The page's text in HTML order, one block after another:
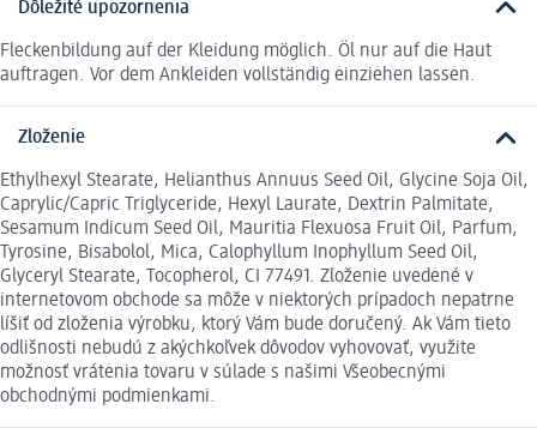
Dôležité upozornenia
Fleckenbildung auf der Kleidung möglich. Öl nur auf die Haut
auftragen. Vor dem Ankleiden vollständig einziehen lassen.
Zloženie
Ethylhexyl Stearate, Helianthus Annuus Seed Oil, Glycine Soja Oil,
Caprylic/Capric Triglyceride, Hexyl Laurate, Dextrin Palmitate,
Sesamum Indicum Seed Oil, Mauritia Flexuosa Fruit Oil, Parfum,
Tyrosine, Bisabolol, Mica, Calophyllum Inophyllum Seed Oil,
Glyceryl Stearate, Tocopherol, CI 77491. Zloženie uvedené v
internetovom obchode sa môže v niektorých prípadoch nepatrne
líšiť od zloženia výrobku, ktorý Vám bude doručený. Ak Vám tieto
odlišnosti nebudú z akýchkoľvek dôvodov vyhovovať, využite
možnosť vrátenia tovaru v súlade s našimi Všeobecnými
obchodnými podmienkami.